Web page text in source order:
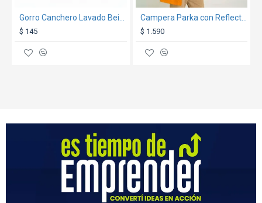
$ 145
Campera Parka con Reflectivo Naranja Fluo
$ 1.590